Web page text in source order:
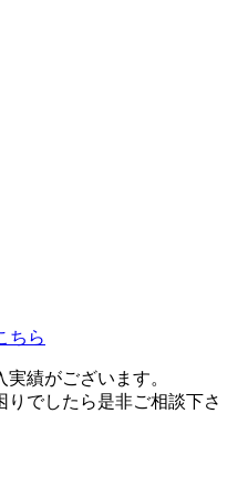
ちら
績がございます。
でしたら是非ご相談下さ